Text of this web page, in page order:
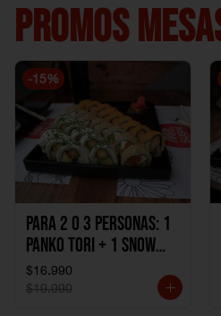
PROMOS
-15%
Para 2 o 3 personas: 1
Panko Tori + 1 Snow
Ebi Cheese + 1
California Sake Cheese
$16.990
$19.990